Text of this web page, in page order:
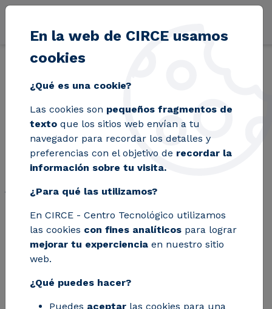
Pasar al contenido principal
Blog CIRCE busca a los mejores talentos jóvenes para
CIRCE busca a los
mejores talentos
jóvenes para llevar al
sector tecnológico
aragonés al siguiente
nivel
En la web de CIRCE usamos
cookies
¿Qué es una cookie?
Las cookies son pequeños fragmentos de
texto que los sitios web envían a tu
navegador para recordar los detalles y
preferencias con el objetivo de recordar la
información sobre tu visita.
¿Para qué las utilizamos?
En CIRCE - Centro Tecnológico utilizamos
las cookies con fines analíticos para lograr
mejorar tu experciencia en nuestro sitio
web.
¿Qué puedes hacer?
Puedes aceptar las cookies para una